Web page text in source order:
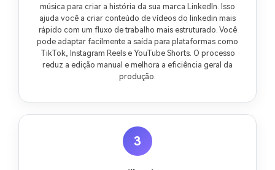
música para criar a história da sua marca LinkedIn. Isso
ajuda você a criar conteúdo de vídeos do linkedin mais
rápido com um fluxo de trabalho mais estruturado. Você
pode adaptar facilmente a saída para plataformas como
TikTok, Instagram Reels e YouTube Shorts. O processo
reduz a edição manual e melhora a eficiência geral da
produção.
3